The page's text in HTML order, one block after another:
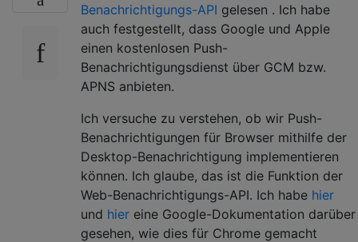
Benachrichtigungs-API gelesen . Ich habe
auch festgestellt, dass Google und Apple
einen kostenlosen Push-
Benachrichtigungsdienst über GCM bzw.
APNS anbieten.
Ich versuche zu verstehen, ob wir Push-
Benachrichtigungen für Browser mithilfe der
Desktop-Benachrichtigung implementieren
können. Ich glaube, das ist die Funktion der
Web-Benachrichtigungs-API. Ich habe hier
und hier eine Google-Dokumentation darüber
gesehen, wie dies für Chrome gemacht